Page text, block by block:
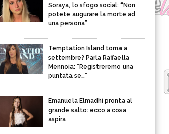
Soraya, lo sfogo social: “Non
potete augurare la morte ad
una persona”
Temptation Island torna a
settembre? Parla Raffaella
Mennoia: “Registreremo una
puntata se…”
Emanuela Elmadhi pronta al
grande salto: ecco a cosa
aspira